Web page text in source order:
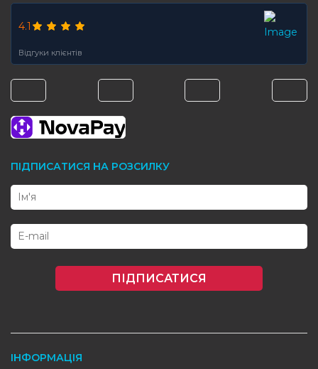
4.1
Відгуки клієнтів
ПІДПИСАТИСЯ НА РОЗСИЛКУ
ПІДПИСАТИСЯ
ІНФОРМАЦІЯ